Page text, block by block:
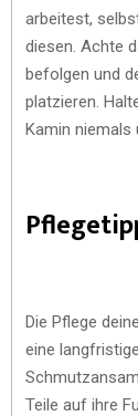
arbeitest,
diesen. Achte
befolgen und
platzieren.
Kamin niemals
Die Pflege
eine
Teile auf ihre